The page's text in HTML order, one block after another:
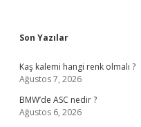
Sidebar
Son Yazılar
Kaş kalemi hangi renk olmalı ?
Ağustos 7, 2026
BMW’de ASC nedir ?
Ağustos 6, 2026